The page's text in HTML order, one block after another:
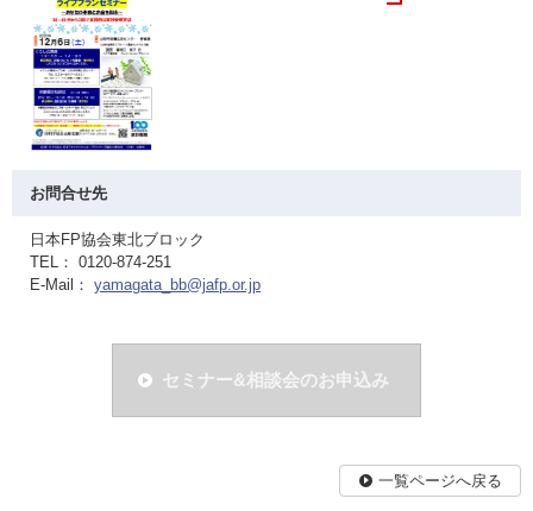
お問合せ先
日本FP協会東北ブロック
TEL： 0120-874-251
E-Mail： yamagata_bb@jafp.or.jp
セミナー&相談会のお申込み
一覧ページへ戻る